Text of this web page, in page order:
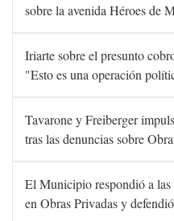
sobre la avenida Héroes de
Iriarte sobre el presunto
"Esto es una operación
Tavarone y Freiberger
tras las denuncias sobre
El Municipio respondió a las
en Obras Privadas y